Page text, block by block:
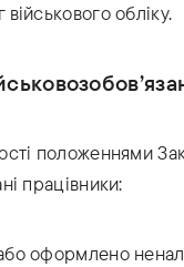
обліку.
положеннями
працівники:
або оформлено